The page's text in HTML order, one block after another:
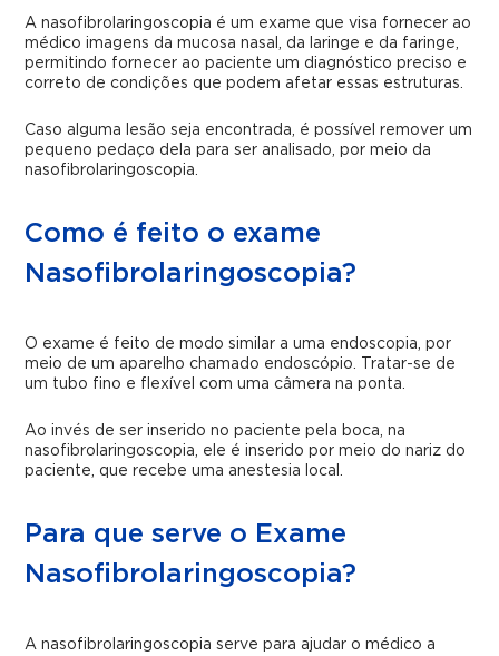
A nasofibrolaringoscopia é um exame que visa fornecer ao
médico imagens da mucosa nasal, da laringe e da faringe,
permitindo fornecer ao paciente um diagnóstico preciso e
correto de condições que podem afetar essas estruturas.
Caso alguma lesão seja encontrada, é possível remover um
pequeno pedaço dela para ser analisado, por meio da
nasofibrolaringoscopia.
Como é feito o exame
Nasofibrolaringoscopia?
O exame é feito de modo similar a uma endoscopia, por
meio de um aparelho chamado endoscópio. Tratar-se de
um tubo fino e flexível com uma câmera na ponta.
Ao invés de ser inserido no paciente pela boca, na
nasofibrolaringoscopia, ele é inserido por meio do nariz do
paciente, que recebe uma anestesia local.
Para que serve o Exame
Nasofibrolaringoscopia?
A nasofibrolaringoscopia serve para ajudar o médico a